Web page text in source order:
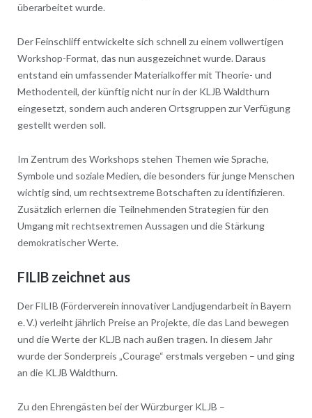
überarbeitet wurde.
Der Feinschliff entwickelte sich schnell zu einem vollwertigen
Workshop-Format, das nun ausgezeichnet wurde. Daraus
entstand ein umfassender Materialkoffer mit Theorie- und
Methodenteil, der künftig nicht nur in der KLJB Waldthurn
eingesetzt, sondern auch anderen Ortsgruppen zur Verfügung
gestellt werden soll.
Im Zentrum des Workshops stehen Themen wie Sprache,
Symbole und soziale Medien, die besonders für junge Menschen
wichtig sind, um rechtsextreme Botschaften zu identifizieren.
Zusätzlich erlernen die Teilnehmenden Strategien für den
Umgang mit rechtsextremen Aussagen und die Stärkung
demokratischer Werte.
FILIB zeichnet aus
Der FILIB (Förderverein innovativer Landjugendarbeit in Bayern
e. V.) verleiht jährlich Preise an Projekte, die das Land bewegen
und die Werte der KLJB nach außen tragen. In diesem Jahr
wurde der Sonderpreis „Courage“ erstmals vergeben – und ging
an die KLJB Waldthurn.
Zu den Ehrengästen bei der Würzburger KLJB –